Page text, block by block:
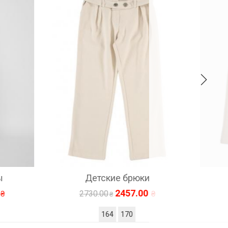
Детские брюки
2730.00 2457.00
170